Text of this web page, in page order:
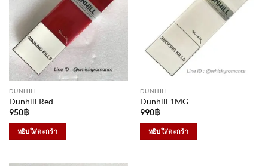
DUNHILL
Dunhill Red
950฿
หยิบใส่ตะกร้า
DUNHILL
Dunhill 1MG
990฿
หยิบใส่ตะกร้า